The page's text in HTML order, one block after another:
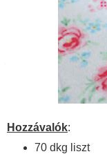
Hozzávalók:
70 dkg liszt